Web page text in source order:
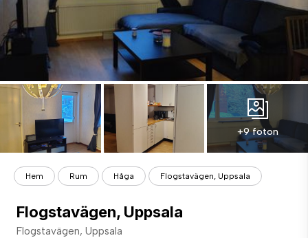
+9 foton
Hem Rum Håga Flogstavägen, Uppsala
Flogstavägen, Uppsala
Flogstavägen, Uppsala